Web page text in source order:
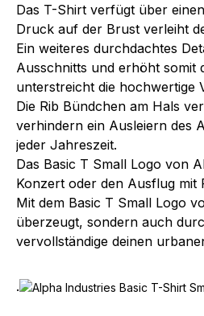
Das T-Shirt verfügt über
Druck auf der Brust verleiht
Ein weiteres durchdachtes
Ausschnitts und erhöht somit
unterstreicht die hochwertige
Die Rib Bündchen am Hals
verhindern ein Ausleiern des
jeder Jahreszeit.
Das Basic T Small Logo von
Konzert oder den Ausflug mit
Mit dem Basic T Small Logo
überzeugt, sondern auch
vervollständige deinen
.